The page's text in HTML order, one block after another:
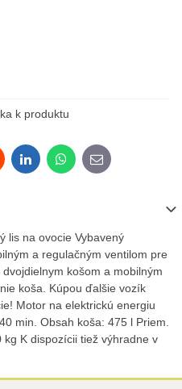
k produktu
LinkedInWhatsApp
E-mail
lis na ovocie Vybavený
a regulačným ventilom pre
košom a mobilným
koša. Kúpou ďalšie vozík
Motor na elektrickú energiu
min. Obsah koša: 475 l Priem.
K dispozícii tiež výhradne v